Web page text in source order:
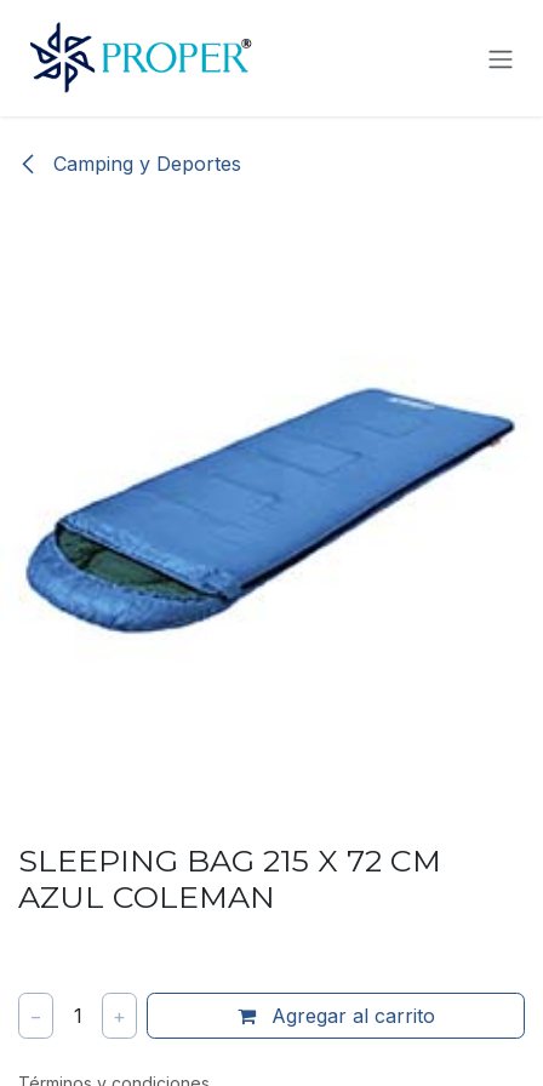
Camping y Deportes
SLEEPING BAG 215 X 72 CM
AZUL COLEMAN
− 1 + Agregar al carrito